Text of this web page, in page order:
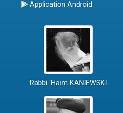
Application Android
Rabbi 'Haïm KANIEWSKI